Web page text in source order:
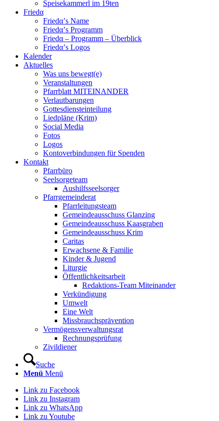
Speisekammerl im 19ten
Friedα
Friedα’s Name
Friedα’s Programm
Friedα – Programm – Überblick
Friedα’s Logos
Kalender
Aktuelles
Was uns bewegt(e)
Veranstaltungen
Pfarrblatt MITEINANDER
Verlautbarungen
Gottesdiensteinteilung
Liedpläne (Krim)
Social Media
Fotos
Logos
Kontoverbindungen für Spenden
Kontakt
Pfarrbüro
Seelsorgeteam
Aushilfsseelsorger
Pfarrgemeinderat
Pfarrleitungsteam
Gemeindeausschuss Glanzing
Gemeindeausschuss Kaasgraben
Gemeindeausschuss Krim
Caritas
Erwachsene & Familie
Kinder & Jugend
Liturgie
Öffentlichkeitsarbeit
Redaktions-Team Miteinander
Verkündigung
Umwelt
Eine Welt
Missbrauchsprävention
Vermögensverwaltungsrat
Rechnungsprüfung
Zivildiener
Suche
Menü Menü
Link zu Facebook
Link zu Instagram
Link zu WhatsApp
Link zu Youtube